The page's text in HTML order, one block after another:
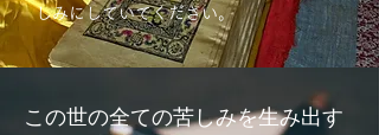
しみにしていてください。
この世の全ての苦しみを生み出す